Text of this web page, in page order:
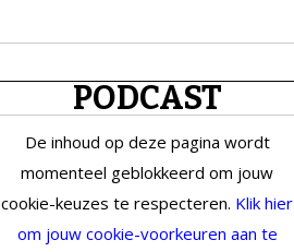
PODCAST
De inhoud op deze pagina wordt
momenteel geblokkeerd om jouw
cookie-keuzes te respecteren. Klik hier
om jouw cookie-voorkeuren aan te